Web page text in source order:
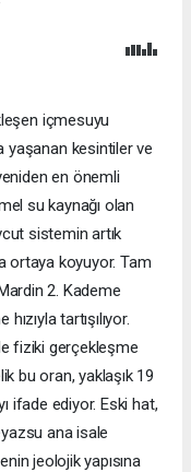
içmesuyu
yaşanan kesintiler ve
en önemli
su kaynağı olan
sistemin artık
ortaya koyuyor. Tam
2. Kademe
tartışılıyor.
fiziki gerçekleşme
bu oran, yaklaşık 19
ifade ediyor. Eski hat,
ana isale
jeolojik yapısına